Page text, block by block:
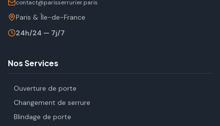
contact@parisserrurier.paris
Paris & Île-de-France
24h/24 — 7j/7
Nos Services
Ouverture de porte
Changement de serrure
Blindage de porte